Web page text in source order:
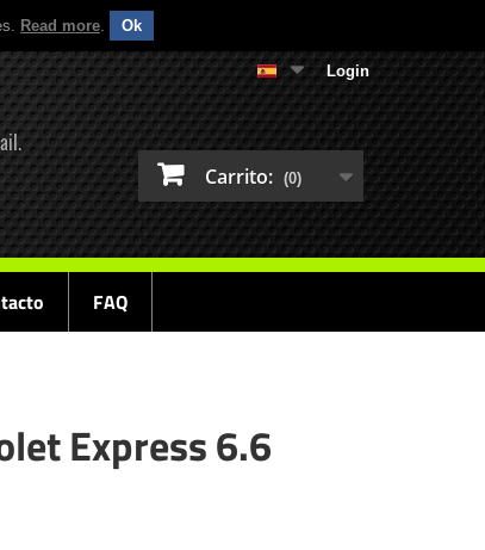
Read more. Ok
Login
Carrito: (0)
FAQ
Express 6.6